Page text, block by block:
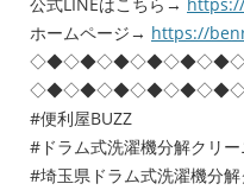
ホームページ→ https://
#便利屋BUZZ
#ドラム式洗濯機分解クリ
#埼玉県ドラム式洗濯機分